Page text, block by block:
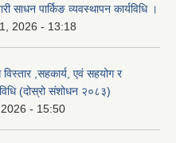
साधन पार्किङ व्यवस्थापन कार्यविधि ।
2026 - 13:18
विस्तार ,सहकार्य, एवं सहयोग र
(दोस्रो संशोधन २०८३)
- 15:50